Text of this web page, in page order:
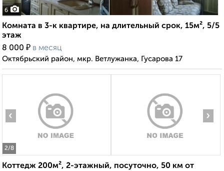
6
Комната в 3-к квартире, на длительный срок, 15м², 5/5
этаж
8 000 ₽ в месяц
Октябрьский район, мкр. Ветлужанка, Гусарова 17
2/8
‹ ›
Коттедж 200м², 2-этажный, посуточно, 50 км от